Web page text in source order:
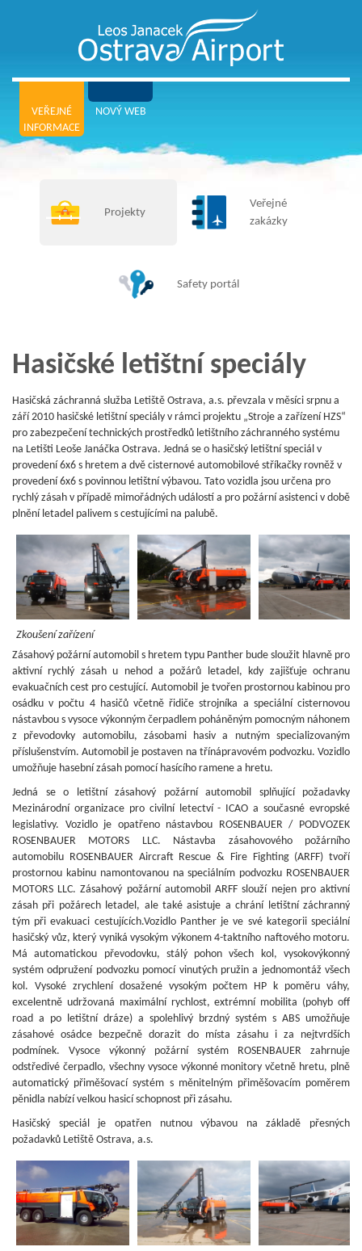
VEŘEJNÉ
INFORMACE
NOVÝ WEB
Projekty
Veřejné
zakázky
Safety portál
Hasičské letištní speciály
Hasičská záchranná služba Letiště Ostrava, a.s. převzala v měsíci srpnu a
září 2010 hasičské letištní speciály v rámci projektu „Stroje a zařízení HZS“
pro zabezpečení technických prostředků letištního záchranného systému
na Letišti Leoše Janáčka Ostrava. Jedná se o hasičský letištní speciál v
provedení 6x6 s hretem a dvě cisternové automobilové stříkačky rovněž v
provedení 6x6 s povinnou letištní výbavou. Tato vozidla jsou určena pro
rychlý zásah v případě mimořádných událostí a pro požární asistenci v době
plnění letadel palivem s cestujícími na palubě.
Zkoušení zařízení
Zásahový požární automobil s hretem typu Panther bude sloužit hlavně pro
aktivní rychlý zásah u nehod a požárů letadel, kdy zajišťuje ochranu
evakuačních cest pro cestující. Automobil je tvořen prostornou kabinou pro
osádku v počtu 4 hasičů včetně řidiče strojníka a speciální cisternovou
nástavbou s vysoce výkonným čerpadlem poháněným pomocným náhonem
z převodovky automobilu, zásobami hasiv a nutným specializovaným
příslušenstvím. Automobil je postaven na třínápravovém podvozku. Vozidlo
umožňuje hasební zásah pomocí hasícího ramene a hretu.
Jedná se o letištní zásahový požární automobil splňující požadavky
Mezinárodní organizace pro civilní letectví - ICAO a současné evropské
legislativy. Vozidlo je opatřeno nástavbou ROSENBAUER / PODVOZEK
ROSENBAUER MOTORS LLC. Nástavba zásahovového požárního
automobilu ROSENBAUER Aircraft Rescue & Fire Fighting (ARFF) tvoří
prostornou kabinu namontovanou na speciálním podvozku ROSENBAUER
MOTORS LLC. Zásahový požární automobil ARFF slouží nejen pro aktivní
zásah při požárech letadel, ale také asistuje a chrání letištní záchranný
tým při evakuaci cestujících.Vozidlo Panther je ve své kategorii speciální
hasičský vůz, který vyniká vysokým výkonem 4-taktního naftového motoru.
Má automatickou převodovku, stálý pohon všech kol, vysokovýkonný
systém odpružení podvozku pomocí vinutých pružin a jednomontáž všech
kol. Vysoké zrychlení dosažené vysokým počtem HP k poměru váhy,
excelentně udržovaná maximální rychlost, extrémní mobilita (pohyb off
road a po letištní dráze) a spolehlivý brzdný systém s ABS umožňuje
zásahové osádce bezpečně dorazit do místa zásahu i za nejtvrdších
podmínek. Vysoce výkonný požární systém ROSENBAUER zahrnuje
odstředivé čerpadlo, všechny vysoce výkonné monitory včetně hretu, plně
automatický přiměšovací systém s měnitelným přiměšovacím poměrem
pěnidla nabízí velkou hasicí schopnost při zásahu.
Hasičský speciál je opatřen nutnou výbavou na základě přesných
požadavků Letiště Ostrava, a.s.